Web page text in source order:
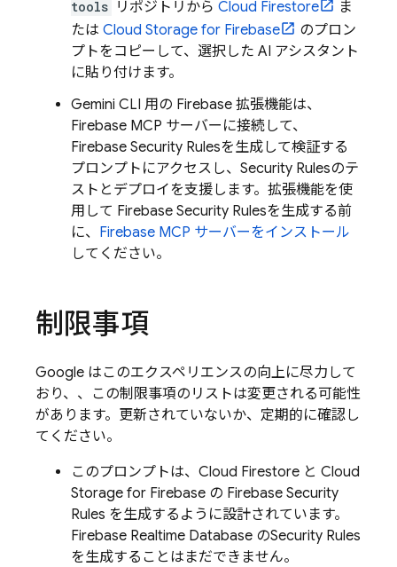
tools リポジトリから Cloud Firestore
ま
たは Cloud Storage for Firebase
のプロン
プトをコピーして、選択した AI アシスタント
に貼り付けます。
Gemini CLI 用の Firebase 拡張機能は、
Firebase MCP サーバーに接続して、
Firebase Security Rulesを生成して検証する
プロンプトにアクセスし、 Security Rulesのテ
ストとデプロイを支援します。拡張機能を使
用して Firebase Security Rulesを生成する前
に、 Firebase MCP サーバーをインストール
してください。
制限事項
Google はこのエクスペリエンスの向上に尽力して
おり、、この制限事項のリストは変更される可能性
があります。更新されていないか、定期的に確認し
てください。
このプロンプトは、 Cloud Firestore と Cloud
Storage for Firebase の Firebase Security
Rules を生成するように設計されています。
Firebase Realtime Database のSecurity Rules
を生成することはまだできません。